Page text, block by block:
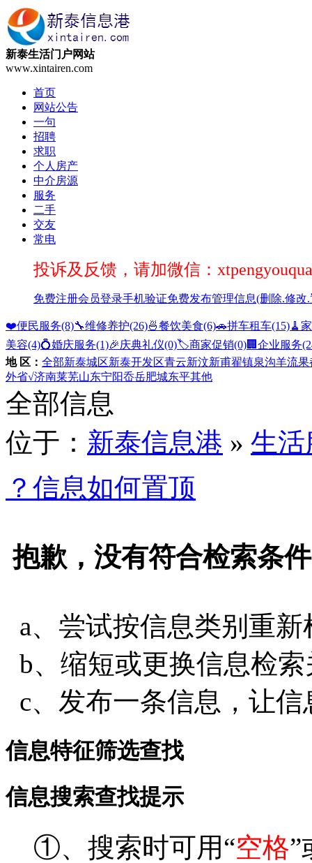
新泰生活门户网站
www.xintairen.com
首页
网站公告
一句
招聘
求职
个人房产
中介房源
服务
二手
交友
常电
投诉及反馈，请加微信：
免费注册会员登录手机验证免费发布管理信息(删除.修改
❤️便民服务(8)🔧维修养护(26)🍜餐饮美食(6)🚗拼车租车(15)🧹
美容(4)💍婚庆服务(1)🎉庆典礼仪(0)🏷️商家促销(0)🏢企业服务
地 区： 全部新泰城区新泰开发区青云新汶新甫翟镇泉沟羊流果
外省√济南莱芜山东宁阳岙岳肥城东平其他
全部信息
位于： 新泰信息港 » 生活
？信息如何置顶
抱歉，没有符合检索条
a、尝试按信息类别重
b、缩短或更换信息检
c、发布一条信息，让
信息特征筛选查找
信息搜索查找提示
①、搜索时可用“空格”